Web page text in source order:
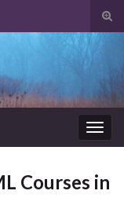
Courses in